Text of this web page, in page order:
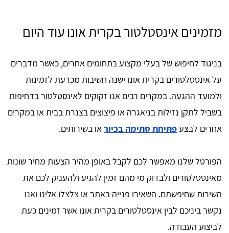
מזמינים אינסטלטור בקרית אונו עוד היום
בניגוד לחיפוש של בעלי מקצוע בתחומים אחרים, כאשר מדברים
על אינסטלטורים בקרית אונו ישנה חשיבות מכרעת לזמינות
ולמועד ההגעה. במקרים רבים אנו זקוקים לאינסטלטור בדחיפות
בשביל לתקן נזילות בניאגרה או פיצוצים בצנרת בבית או במקרים
אחרים לבצעפתיחת סתימה בכיוראו בשירותים.
הפורטל שלנו מאפשר לכם לקבל באופן מהיר הצעות מחיר שונות
מאינסטלטורים ולבדוק מי מהם זמין להגיע ולהעניק לכם את
השירות שחיפשתם. השאירו פנייה באתר או צלצלו אלינו ואנו
נקשר ביניכם לבין אינסטלטורים בקרית אונו אשר זמינים כעת
לביצוע העבודה.